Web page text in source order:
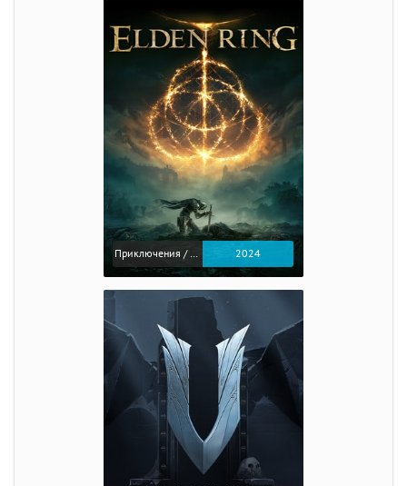
Приключения / Экшен / Ролевые 2024